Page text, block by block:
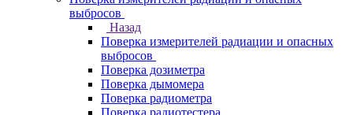
выбросов
Назад
Поверка измерителей радиации и опасных
выбросов
Поверка дозиметра
Поверка дымомера
Поверка радиометра
Поверка радиотестера